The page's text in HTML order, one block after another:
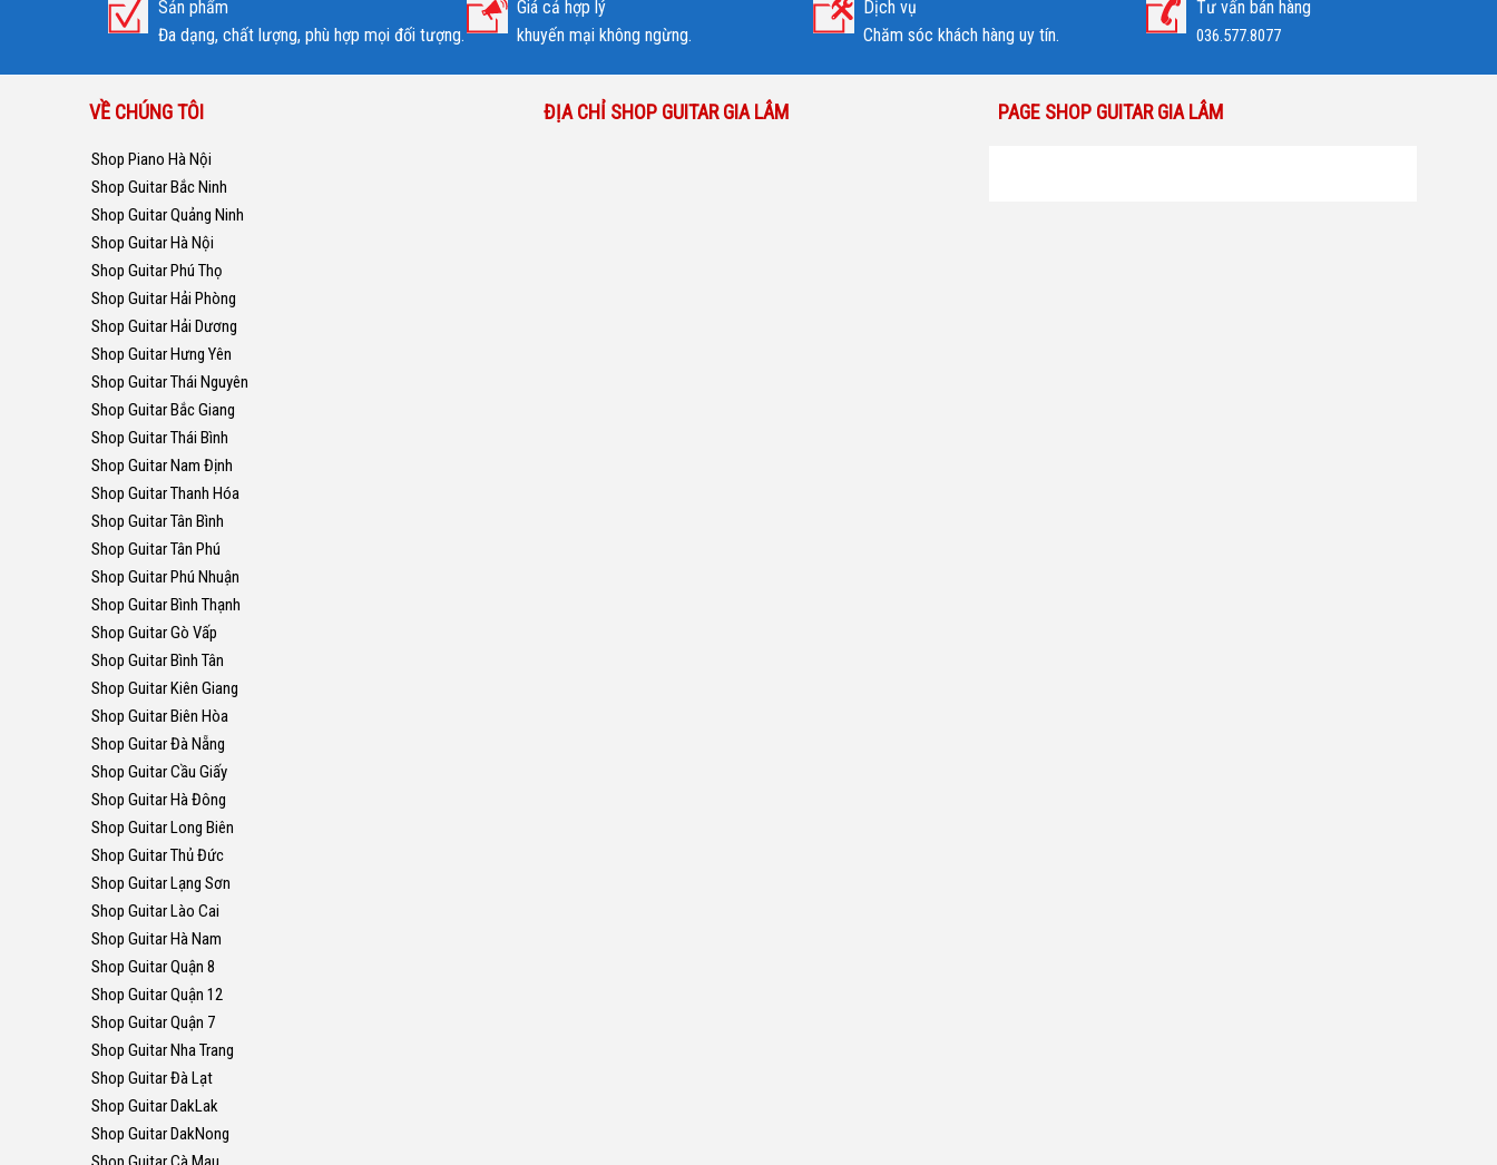
Sản phẩm
Đa dạng, chất lượng, phù hợp mọi đối tượng.
Giá cả hợp lý
khuyến mại không ngừng.
Dịch vụ
Chăm sóc khách hàng uy tín.
Tư vấn bán hàng
036.577.8077
VỀ CHÚNG TÔI
Shop Piano Hà Nội
Shop Guitar Bắc Ninh
Shop Guitar Quảng Ninh
Shop Guitar Hà Nội
Shop Guitar Phú Thọ
Shop Guitar Hải Phòng
Shop Guitar Hải Dương
Shop Guitar Hưng Yên
Shop Guitar Thái Nguyên
Shop Guitar Bắc Giang
Shop Guitar Thái Bình
Shop Guitar Nam Định
Shop Guitar Thanh Hóa
Shop Guitar Tân Bình
Shop Guitar Tân Phú
Shop Guitar Phú Nhuận
Shop Guitar Bình Thạnh
Shop Guitar Gò Vấp
Shop Guitar Bình Tân
Shop Guitar Kiên Giang
Shop Guitar Biên Hòa
Shop Guitar Đà Nẵng
Shop Guitar Cầu Giấy
Shop Guitar Hà Đông
Shop Guitar Long Biên
Shop Guitar Thủ Đức
Shop Guitar Lạng Sơn
Shop Guitar Lào Cai
Shop Guitar Hà Nam
Shop Guitar Quận 8
Shop Guitar Quận 12
Shop Guitar Quận 7
Shop Guitar Nha Trang
Shop Guitar Đà Lạt
Shop Guitar DakLak
Shop Guitar DakNong
ĐỊA CHỈ SHOP GUITAR GIA LÂM PAGE SHOP GUITAR GIA LÂM